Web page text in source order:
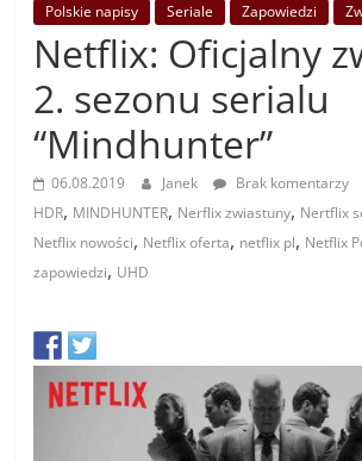
Polskie napisy
Seriale Zapowiedzi
Netflix: Oficjalny
2. sezonu serialu
“Mindhunter”
06.08.2019 Janek Brak komentarzy
HDR, MINDHUNTER, Nerflix zwiastuny, Nertflix
Netflix nowości, Netflix oferta, netflix pl, Netflix
zapowiedzi, UHD